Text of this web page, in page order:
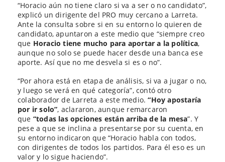
“Horacio aún no tiene claro si va a ser o no candidato”,
explicó un dirigente del PRO muy cercano a Larreta.
Ante la consulta sobre si en su entorno lo quieren de
candidato, apuntaron a este medio que “siempre creo
que Horacio tiene mucho para aportar a la política,
aunque no solo se puede hacer desde una banca ese
aporte. Así que no me desvela si es o no”.
“Por ahora está en etapa de análisis, si va a jugar o no,
y luego se verá en qué categoría”, contó otro
colaborador de Larreta a este medio. “Hoy apostaría
por ir solo”, aclararon, aunque remarcaron
que “todas las opciones están arriba de la mesa”. Y
pese a que se inclina a presentarse por su cuenta, en
su entorno indicaron que “Horacio habla con todos,
con dirigentes de todos los partidos. Para él eso es un
valor y lo sigue haciendo”.